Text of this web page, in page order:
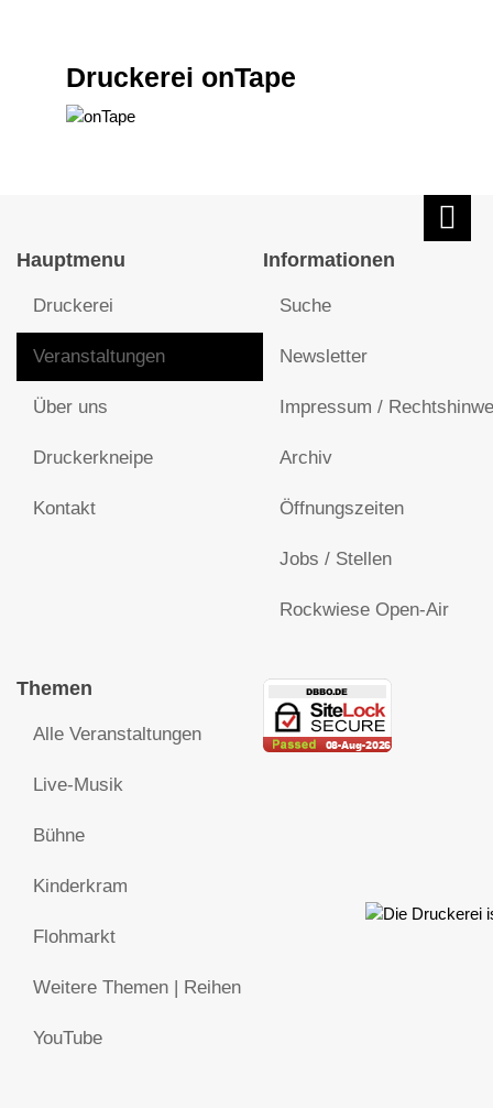
Druckerei onTape
Hauptmenu
Druckerei
Veranstaltungen
Über uns
Druckerkneipe
Kontakt
Informationen
Suche
Newsletter
Impressum /
Archiv
Öffnungszeiten
Jobs / Stellen
Rockwiese Open-Air
Themen
Alle Veranstaltungen
Live-Musik
Bühne
Kinderkram
Flohmarkt
Weitere Themen | Reihen
YouTube